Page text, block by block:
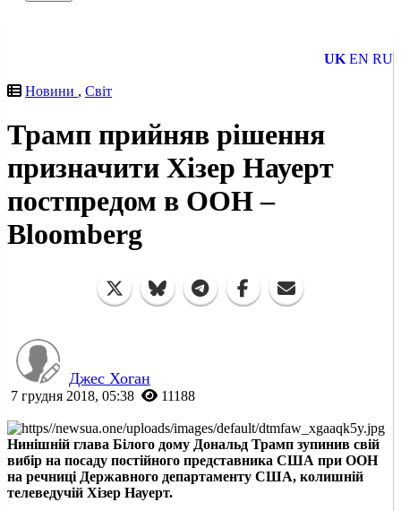
UK EN RU
Новини , Світ
Трамп прийняв рішення
призначити Хізер Науерт
постпредом в ООН –
Bloomberg
Джес Хоган
7 грудня 2018, 05:38 11188
Нинішній глава Білого дому Дональд Трамп зупинив свій
вибір на посаду постійного представника США при ООН
на речниці Державного департаменту США, колишній
телеведучій Хізер Науерт.